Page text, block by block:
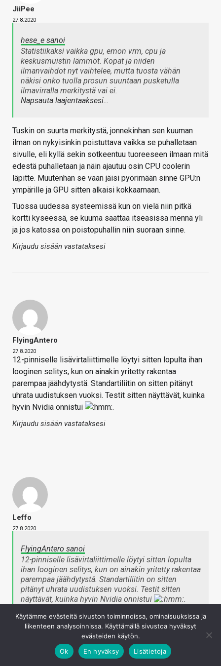
JiiPee
27.8.2020
hese_e sanoi
Statistiikaksi vaikka gpu, emon vrm, cpu ja
keskusmuistin lämmöt. Kopat ja niiden
ilmanvaihdot nyt vaihtelee, mutta tuosta vähän
näkisi onko tuolla prosun suuntaan pusketulla
ilmavirralla merkitystä vai ei.
Napsauta laajentaaksesi…
Tuskin on suurta merkitystä, jonnekinhan sen kuuman
ilman on nykyisinkin poistuttava vaikka se puhalletaan
sivulle, eli kyllä sekin sotkeentuu tuoreeseen ilmaan mitä
edestä puhalletaan ja näin ajautuu osin CPU coolerin
läpitte. Muutenhan se vaan jäisi pyörimään sinne GPU:n
ympärille ja GPU sitten alkaisi kokkaamaan.
Tuossa uudessa systeemissä kun on vielä niin pitkä
kortti kyseessä, se kuuma saattaa itseasissa mennä yli
ja jos katossa on poistopuhallin niin suoraan sinne.
Kirjaudu sisään vastataksesi
FlyingAntero
27.8.2020
12-pinniselle lisävirtaliittimelle löytyi sitten lopulta ihan
looginen selitys, kun on ainakin yritetty rakentaa
parempaa jäähdytystä. Standartiliitin on sitten pitänyt
uhrata uudistuksen vuoksi. Testit sitten näyttävät, kuinka
hyvin Nvidia onnistui
.
Kirjaudu sisään vastataksesi
Leffo
27.8.2020
FlyingAntero sanoi
12-pinniselle lisävirtaliittimelle löytyi sitten lopulta
ihan looginen selitys, kun on ainakin yritetty rakentaa
parempaa jäähdytystä. Standartiliitin on sitten
pitänyt uhrata uudistuksen vuoksi. Testit sitten
näyttävät, kuinka hyvin Nvidia onnistui
.
Just meinasin vähän samaa. Noissa aikaisemmissahan
huhuissa oli myös juteltu että huippumalli vaatisi 3×8
Käytämme evästeitä sivuston toiminnoissa, ominaisuuksissa ja
liikenteen analysoinnissa. Käyttämällä sivustoa hyväksyt
evästeiden käytön.
Ok
En hyväksy Lisätietoja